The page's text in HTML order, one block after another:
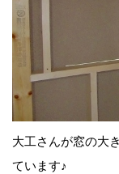
大工さんが窓の大
ています♪